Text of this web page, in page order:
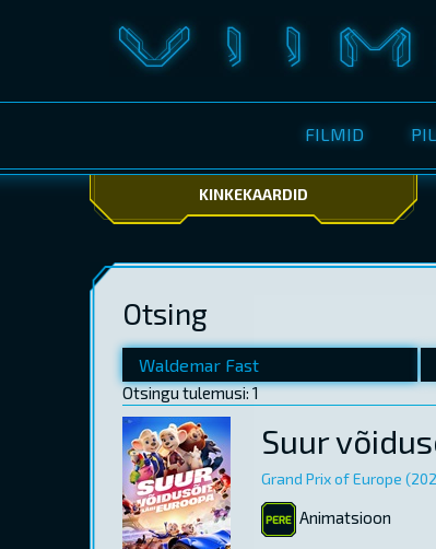
FILMID
KINKEKAARDID
Otsing
Otsingu tulemusi: 1
Suur
Grand Prix of Europe
Animatsioon